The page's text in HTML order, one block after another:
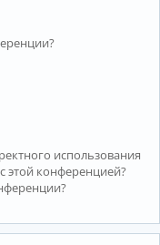
использования
этой конференцией?